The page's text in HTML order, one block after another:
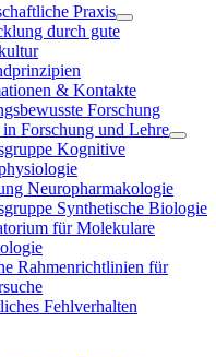
Praxis
durch gute
& Kontakte
Forschung
Forschung und Lehre
Kognitive
Neuropharmakologie
Synthetische Biologie
für Molekulare
Rahmenrichtlinien für
Fehlverhalten